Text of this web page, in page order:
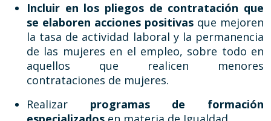
Incluir en los pliegos de contratación que
se elaboren acciones positivas que mejoren
la tasa de actividad laboral y la permanencia
de las mujeres en el empleo, sobre todo en
aquellos que realicen menores
contrataciones de mujeres.
Realizar programas de formación